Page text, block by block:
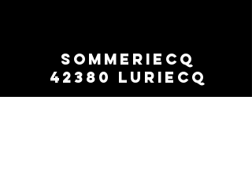
Sommeriecq
42380 Luriecq